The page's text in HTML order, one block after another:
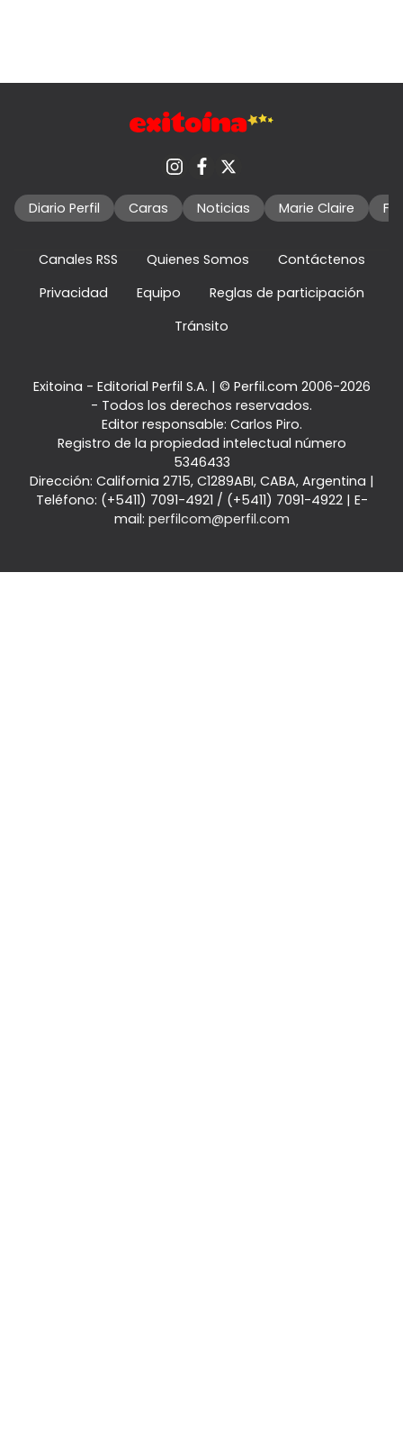
Diario Perfil Caras Noticias Marie Claire
Canales RSS Quienes Somos
Contáctenos
Privacidad
Equipo
Reglas de participación
Tránsito
Exitoina - Editorial Perfil S.A. | © Perfil.com 2006-2026
- Todos los derechos reservados.
Editor responsable: Carlos Piro.
Registro de la propiedad intelectual número
5346433
Dirección: California 2715, C1289ABI, CABA, Argentina |
Teléfono: (+5411) 7091-4921 / (+5411) 7091-4922| E-
mail: perfilcom@perfil.com